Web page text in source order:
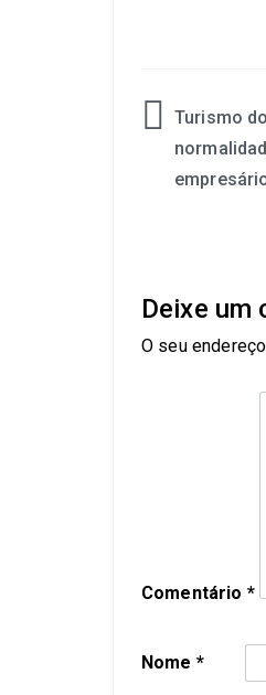
Turismo
Deixe um
O seu
Comentário *
Nome *